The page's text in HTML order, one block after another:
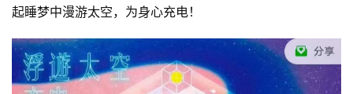
起‬睡梦中漫‮太游‬空，为身心充电！